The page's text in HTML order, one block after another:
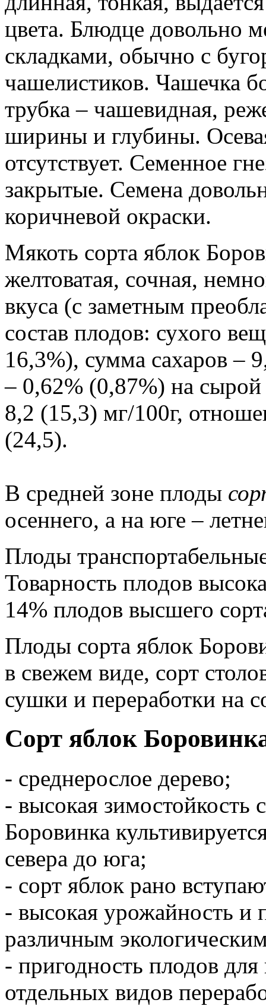
цвета. Блюдце довольно
складками, обычно с
чашелистиков. Чашечка
трубка – чашевидная,
ширины и глубины.
отсутствует. Семенное
закрытые. Семена
коричневой окраски.
Мякоть сорта яблок
желтоватая, сочная,
вкуса (с заметным
состав плодов: сухого
16,3%), сумма сахаров –
– 0,62% (0,87%) на
8,2 (15,3) мг/100г,
(24,5).
В средней зоне плоды
осеннего, а на юге –
Плоды
Товарность плодов
14% плодов высшего
Плоды сорта яблок
в свежем виде, сорт
сушки и переработки на
Сорт яблок
- среднерослое дерево;
- высокая зимостойкость
Боровинка
севера до юга;
- сорт яблок рано
- высокая урожайность и
различным
- пригодность плодов
отдельных видов